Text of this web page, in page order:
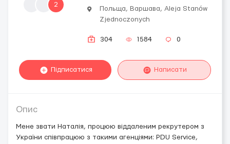
2
Польща, Варшава, Aleja Stanów
Zjednoczonych
304 1584 0
Підписатися Написати
Опис
Мене звати Наталія, процюю віддаленим рекрутером з
України співпрацюю з такими агенціями: PDU Service,